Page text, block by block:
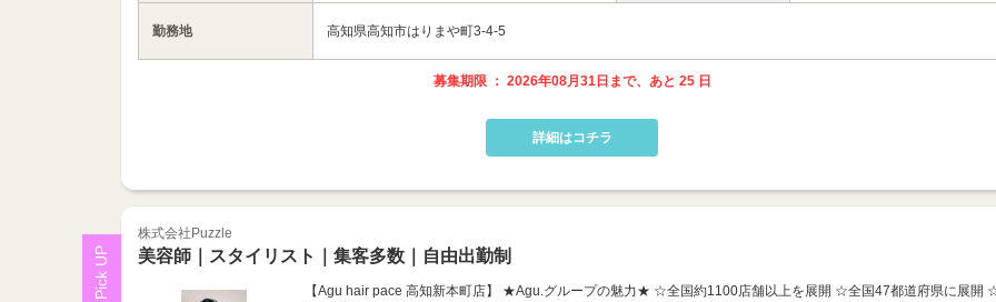
勤務地 高知県高知市はりまや町3-4-5
募集期限 ： 2026年08月31日まで、あと 25 日
詳細はコチラ
株式会社Puzzle
美容師｜スタイリスト｜集客多数｜自由出勤制
【Agu hair pace 高知新本町店】 ★Agu.グループの魅力★ ☆全国約1100店舗以上を展開 ☆全国47都道府県に展開